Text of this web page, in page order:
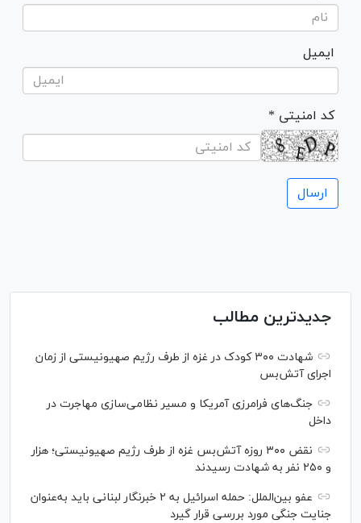
ایمیل
* کد امنیتی
جدیدترین مطالب
شهادت ۳۰۰ کودک در غزه از طرف رژیم صهیونیستی از زمان
اجرای آتش‌بس
جنگ‌های فرامرزی آمریکا و مسیر نظامی‌سازی مهاجرت در
داخل
نقض ۳۰۰ روزه آتش‌بس غزه از طرف رژیم صهیونیستی؛ هزار
و ۲۵۰ نفر به شهادت رسیدند
عفو بین‌الملل: حمله اسرائیل به ۲ خبرنگار لبنانی باید به‌عنوان
جنایت جنگی مورد بررسی قرار گیرد